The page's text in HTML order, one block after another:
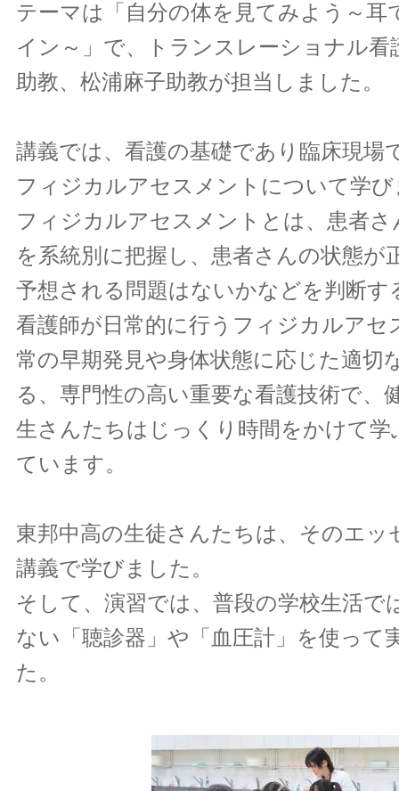
テーマは「自分の体を見てみよう～耳
イン～」で、トランスレーショナル看
助教、松浦麻子助教が担当しました。
講義では、看護の基礎であり臨床現場
フィジカルアセスメントについて学
フィジカルアセスメントとは、患者さ
を系統別に把握し、患者さんの状態が
予想される問題はないかなどを判断す
看護師が日常的に行うフィジカルアセ
常の早期発見や身体状態に応じた適切
る、専門性の高い重要な看護技術で、
生さんたちはじっくり時間をかけて学
ています。
東邦中高の生徒さんたちは、そのエッ
講義で学びました。
そして、演習では、普段の学校生活で
ない「聴診器」や「血圧計」を使って
た。